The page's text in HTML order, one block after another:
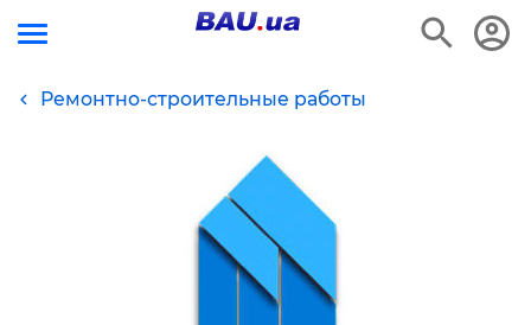
Ремонтно-строительные работы